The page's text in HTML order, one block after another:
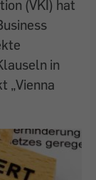
(VKI) hat
in
„Vienna